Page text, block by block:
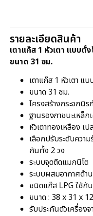
รายละเอียดสินค้า
เตาแก๊ส 1 หัวเตา แบบตั้
ขนาด 31 ซม.
เตาแก๊ส 1 หัวเตา แบ
ขนาด 31 ซม.
โครงสร้างกระจกนิร
ฐานรองภาชนะเหล็
หัวเตาทองเหลือง เ
เลือกปรับระดับควา
กันทั้ง 2 วง
ระบบจุดติดแมกนิโต
ระบบผสมอากาศด้า
ชนิดแก๊ส LPG ใช้กั
ขนาด : 38 x 31 x
รับประกันตัวเครื่อง